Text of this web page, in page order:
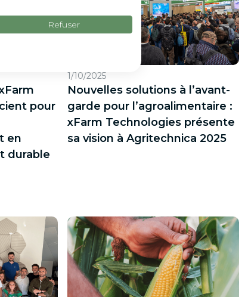
pour
en
durable
1/10/2025
Nouvelles solutions à l’avant-
garde pour l’agroalimentaire :
xFarm Technologies présente
sa vision à Agritechnica 2025
Refuser